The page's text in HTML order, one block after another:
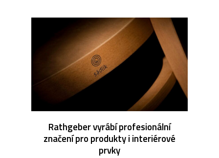
Rathgeber vyrábí profesionální
značení pro produkty i interiérové
prvky